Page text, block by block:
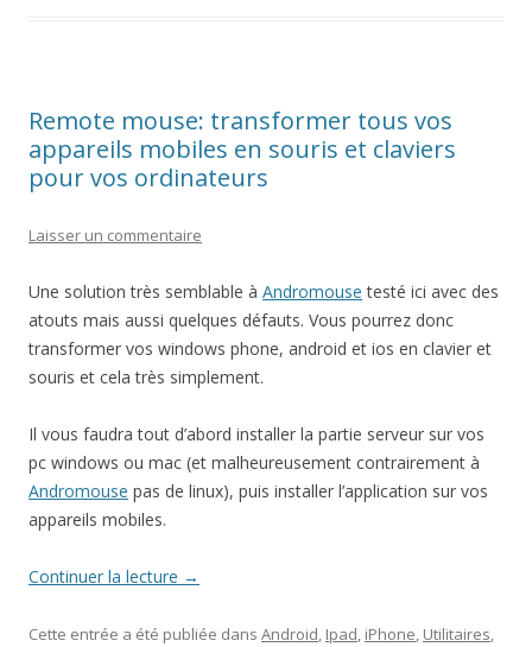
Remote mouse: transformer tous vos
appareils mobiles en souris et claviers
pour vos ordinateurs
Laisser un commentaire
Une solution très semblable à Andromouse testé ici avec des
atouts mais aussi quelques défauts. Vous pourrez donc
transformer vos windows phone, android et ios en clavier et
souris et cela très simplement.
Il vous faudra tout d’abord installer la partie serveur sur vos
pc windows ou mac (et malheureusement contrairement à
Andromouse pas de linux), puis installer l’application sur vos
appareils mobiles.
Continuer la lecture →
Cette entrée a été publiée dans Android, Ipad, iPhone, Utilitaires,